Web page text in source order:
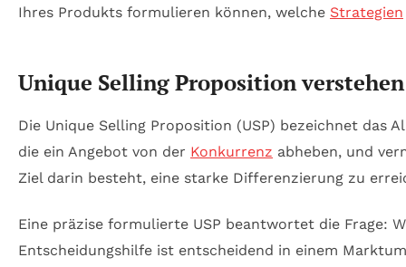
Ihres Produkts formulieren können, welche Strategien
Unique Selling Proposition
Die Unique Selling Proposition (USP) bezeichnet das
die ein Angebot von der Konkurrenz abheben, und
Ziel darin besteht, eine starke Differenzierung zu
Eine präzise formulierte USP beantwortet die Frage:
Entscheidungshilfe ist entscheidend in einem